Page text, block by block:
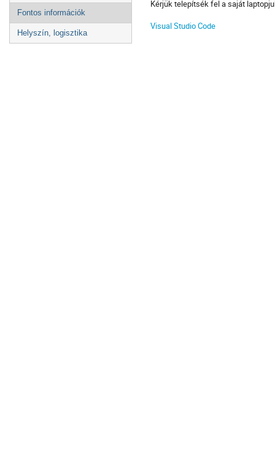
Fontos információk
Helyszín, logisztika
Kérjük telepítsék fel a saját
Visual Studio Code